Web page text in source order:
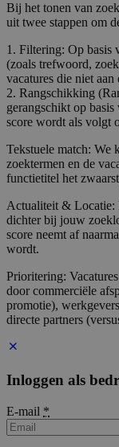
Bij het tonen van
uit twee stappen om
1. Filtering: Op basis
(zoals trefwoord,
vacatures die niet
2. Rangschikking
gerangschikt op
score wordt als volgt
Tekstuele match: We
zoektermen en de
functietitel het
Actualiteit & Locatie:
dichter bij jouw
score neemt af
wordt.
Prioritering:
door commerciële
promotie),
directe partners
Inloggen als
E-mail *